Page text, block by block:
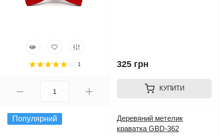
1 325 грн
КУПИТИ
Популярний
Деревяний метелик
краватка GBD-362